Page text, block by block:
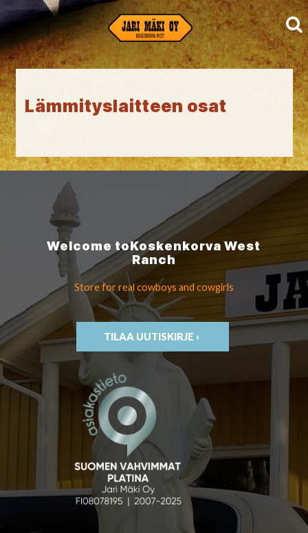
Lämmityslaitteen osat
Welcome toKoskenkorvaWest
Ranch
Store for real cowboys and cowgirls
TILAA UUTISKIRJE ›